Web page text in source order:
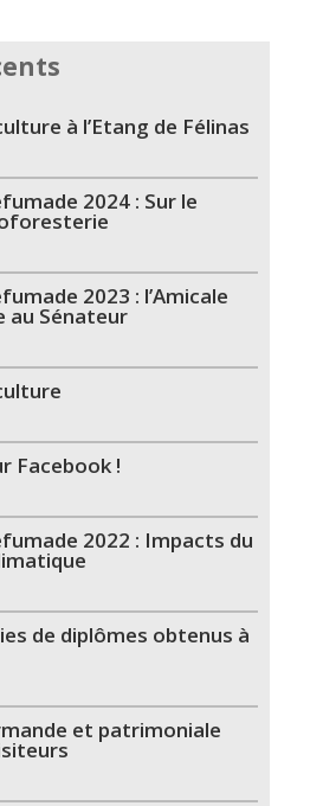
à l’Etang de Félinas
2024 : Sur le
2023 : l’Amicale
au Sénateur
Facebook !
2022 : Impacts du
de diplômes obtenus à
et patrimoniale